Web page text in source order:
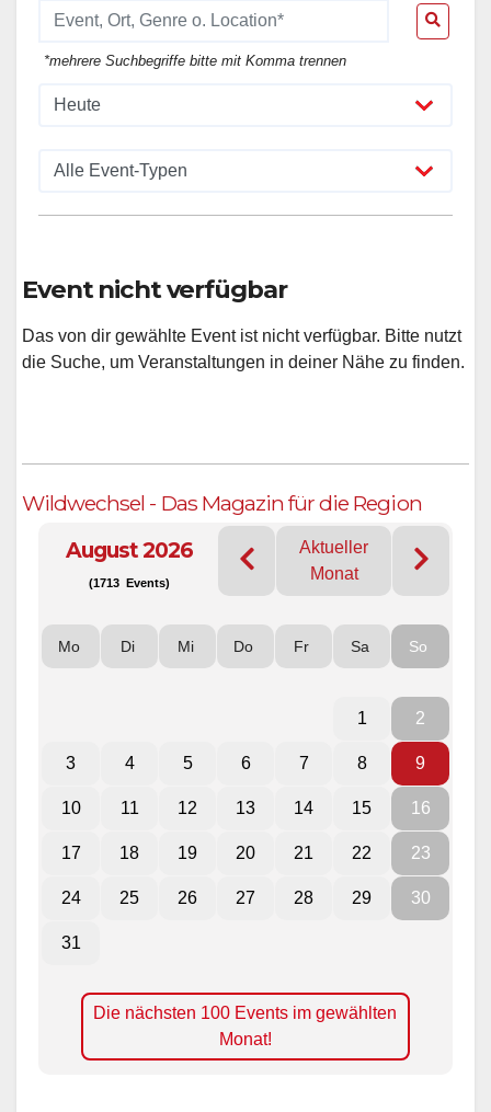
*mehrere Suchbegriffe bitte mit Komma trennen
Event nicht verfügbar
Das von dir gewählte Event ist nicht verfügbar. Bitte nutzt
die Suche, um Veranstaltungen in deiner Nähe zu finden.
Wildwechsel - Das Magazin für die Region
August 2026
(1713 Events)
Aktueller
Monat
Mo Di Mi Do Fr Sa So
1 2
3 4 5 6 7 8 9
10 11 12 13 14 15 16
17 18 19 20 21 22 23
24 25 26 27 28 29 30
31
Die nächsten 100 Events im gewählten
Monat!